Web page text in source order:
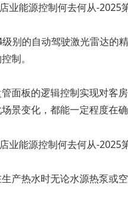
别的自动驾驶激光雷达的
制。
面板的逻辑控制实现对客
景变化，都能一定程度在
产热水时无论水源热泵或